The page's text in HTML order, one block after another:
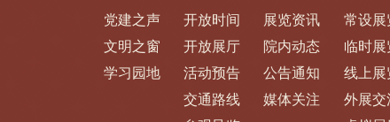
党建之声
文明之窗
学习园地
开放时间
开放展厅
活动预告
交通路线
展览资讯
院内动态
公告通知
媒体关注
常设展
临时展
线上展
外展交